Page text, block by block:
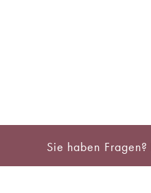
Sie haben Fragen?